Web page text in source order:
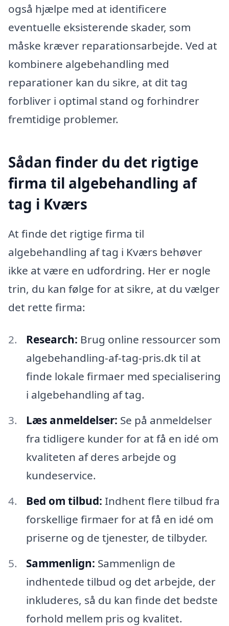
også hjælpe med at identificere
eventuelle eksisterende skader, som
måske kræver reparationsarbejde. Ved at
kombinere algebehandling med
reparationer kan du sikre, at dit tag
forbliver i optimal stand og forhindrer
fremtidige problemer.
Sådan finder du det rigtige
firma til algebehandling af
tag i Kværs
At finde det rigtige firma til
algebehandling af tag i Kværs behøver
ikke at være en udfordring. Her er nogle
trin, du kan følge for at sikre, at du vælger
det rette firma:
Research: Brug online ressourcer som
algebehandling-af-tag-pris.dk til at
finde lokale firmaer med specialisering
i algebehandling af tag.
Læs anmeldelser: Se på anmeldelser
fra tidligere kunder for at få en idé om
kvaliteten af deres arbejde og
kundeservice.
Bed om tilbud: Indhent flere tilbud fra
forskellige firmaer for at få en idé om
priserne og de tjenester, de tilbyder.
Sammenlign: Sammenlign de
indhentede tilbud og det arbejde, der
inkluderes, så du kan finde det bedste
forhold mellem pris og kvalitet.